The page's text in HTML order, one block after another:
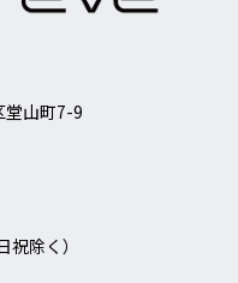
堂山町7-9
除く）